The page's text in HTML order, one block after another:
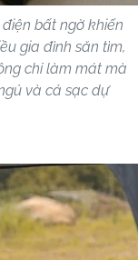
bất ngờ khiến
gia đình săn tìm,
chỉ làm mát mà
và cả sạc dự